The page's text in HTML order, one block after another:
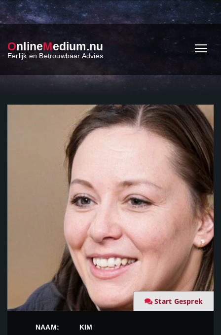
OnlineMedium.nu
Eerlijk en Betrouwbaar Advies
Start Gesprek
NAAM:
KIM